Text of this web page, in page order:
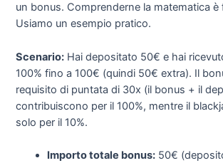
un bonus. Comprenderne la matematica è
Usiamo un esempio pratico.
Scenario: Hai depositato 50€ e hai
100% fino a 100€ (quindi 50€ extra). Il
requisito di puntata di 30x (il bonus + il
contribuiscono per il 100%, mentre il
solo per il 10%.
Importo totale bonus: 50€